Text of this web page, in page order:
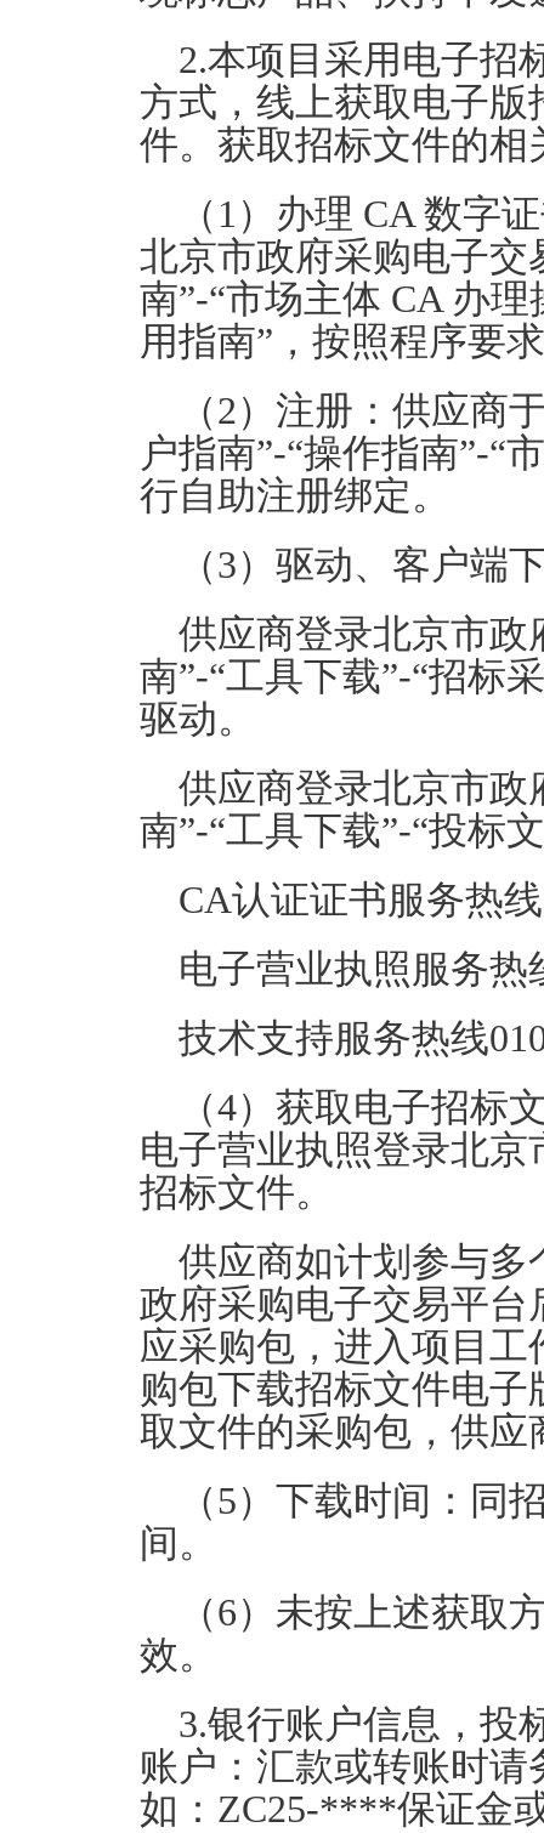
2.本项目采用电子招
方式 ，线上获取电子
件。获取招标文件的相
（ 1 ）办理 CA数字
北京市政府采购电子交
南”-“市场主体 CA 办理
用指南”，按照程序要
（2）注册：供应商
户指南”-“操作指南”-“
行自助注册绑定。
（3）驱动、客户端
供应商登录北京市政
南”-“工具下载”-“招标
驱动。
供应商登录北京市政
南”-“工具下载”-“投标
CA认证证书服务热线
电子营业执照服务热
技术支持服务热线
（4）获取电子招标
电子营业执照登录北
招标文件。
供应商如计划参与
政府采购电子交易平台
应采购包，进入项目工
购包下载招标文件电
取文件的采购包，供
（5）下载时间：同
间。
（6）未按上述获取
效。
3.银行账户信息，投
账户：汇款或转账时请
如： ZC25-****保证金